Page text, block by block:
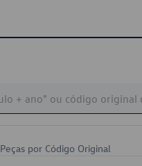
Peças por Código Original